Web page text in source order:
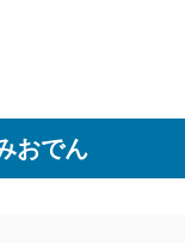
おでん